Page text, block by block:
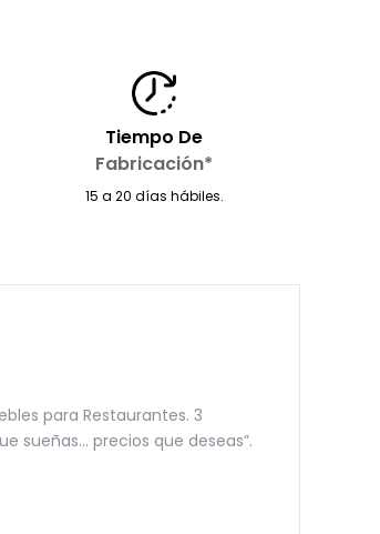
Tiempo De
Fabricación*
15 a 20 días hábiles.
para Restaurantes. 3
sueñas… precios que deseas”.